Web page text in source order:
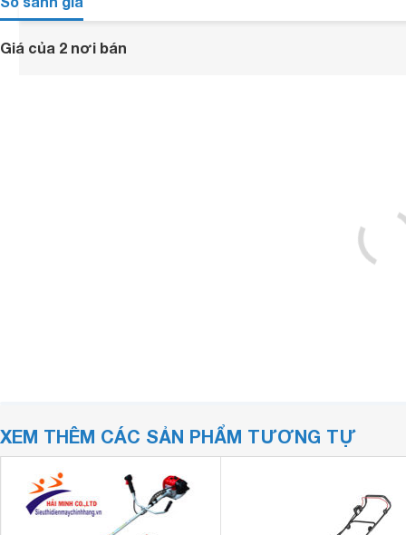
Giá của 2 nơi bán
XEM THÊM CÁC SẢN PHẨM TƯƠNG TỰ